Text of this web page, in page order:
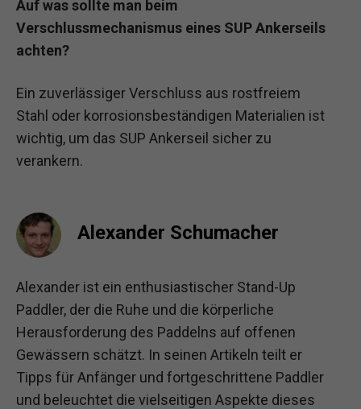
Auf was sollte man beim
Verschlussmechanismus eines SUP Ankerseils
achten?
Ein zuverlässiger Verschluss aus rostfreiem
Stahl oder korrosionsbeständigen Materialien ist
wichtig, um das SUP Ankerseil sicher zu
verankern.
Alexander Schumacher
Alexander ist ein enthusiastischer Stand-Up
Paddler, der die Ruhe und die körperliche
Herausforderung des Paddelns auf offenen
Gewässern schätzt. In seinen Artikeln teilt er
Tipps für Anfänger und fortgeschrittene Paddler
und beleuchtet die vielseitigen Aspekte dieses